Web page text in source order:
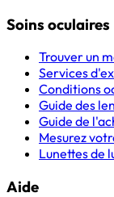
Soins oculaires
Trouver un
Services
Conditions
Guide des
Guide de
Mesurez
Lunettes de
Aide